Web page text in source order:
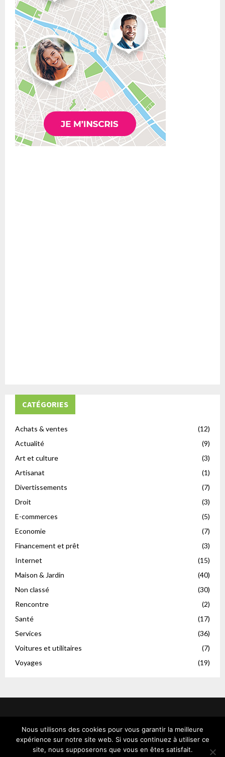
CATÉGORIES
Achats & ventes
(12)
Actualité
(9)
Art et culture
(3)
Artisanat
(1)
Divertissements
(7)
Droit
(3)
E-commerces
(5)
Economie
(7)
Financement et prêt
(3)
Internet
(15)
Maison & Jardin
(40)
Non classé
(30)
Rencontre
(2)
Santé
(17)
Services
(36)
Voitures et utilitaires
(7)
Voyages
(19)
Nous utilisons des cookies pour vous garantir la meilleure
expérience sur notre site web. Si vous continuez à utiliser ce
site, nous supposerons que vous en êtes satisfait.